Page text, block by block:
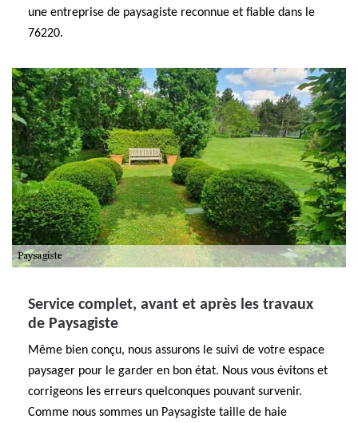
une entreprise de paysagiste reconnue et fiable dans le
76220.
Service complet, avant et après les travaux
de Paysagiste
Même bien conçu, nous assurons le suivi de votre espace
paysager pour le garder en bon état. Nous vous évitons et
corrigeons les erreurs quelconques pouvant survenir.
Comme nous sommes un Paysagiste taille de haie